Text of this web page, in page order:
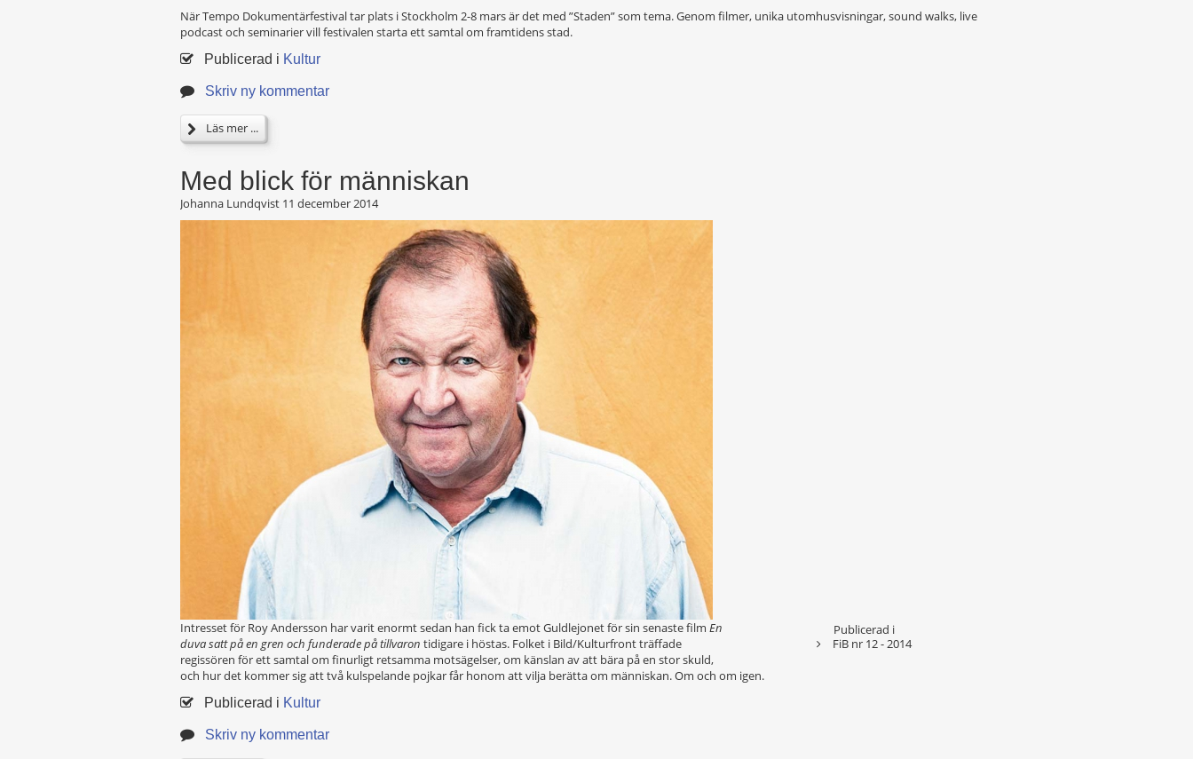
När Tempo Dokumentärfestival tar plats i Stockholm 2-8 mars är det med ”Staden” som tema. Genom filmer, unika utomhusvisningar, sound walks, live
podcast och seminarier vill festivalen starta ett samtal om framtidens stad.
Publicerad i Kultur
Skriv ny kommentar
Läs mer ...
Med blick för människan
Johanna Lundqvist 11 december 2014
Publicerad i
FiB nr 12 - 2014
Intresset för Roy Andersson har varit enormt sedan han fick ta emot Guldlejonet för sin senaste film En
duva satt på en gren och funderade på tillvaron tidigare i höstas. Folket i Bild/Kultur­front träffade
regissören för ett samtal om finurligt retsamma motsägelser, om känslan av att bära på en stor skuld,
och hur det kommer sig att två kulspelande pojkar får honom att vilja berätta om människan. Om och om igen.
Publicerad i Kultur
Skriv ny kommentar